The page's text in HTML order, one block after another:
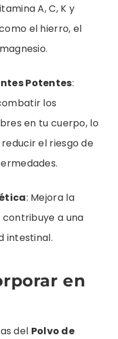
A, C, K y
el hierro, el
Potentes:
los
en tu cuerpo, lo
el riesgo de
: Mejora la
contribuye a una
intestinal.
en
del Polvo de